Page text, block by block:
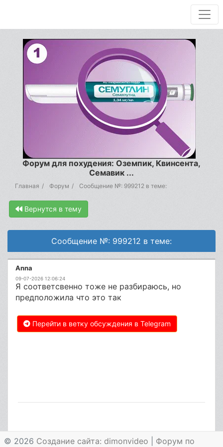
Форум для похудения: Оземпик, Квинсента,
Семавик ...
Главная Форум Сообщение №: 999212 в теме:
Вернутся в тему
Сообщение №: 999212 в теме:
Anna
09-07-2026 12:06:24
Я соответсвенно тоже не разбираюсь, но
предположила что это так
Перейти в ветку обсуждения в Telegram
© 2026 Создание сайта: dimonvideo Форум по